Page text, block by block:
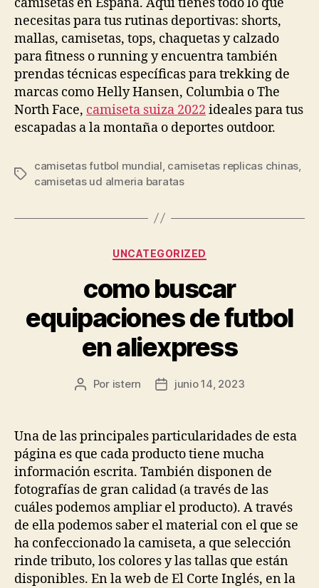
necesitas para tus rutinas deportivas: shorts,
mallas, camisetas, tops, chaquetas y calzado
para fitness o running y encuentra también
prendas técnicas específicas para trekking de
marcas como Helly Hansen, Columbia o The
North Face, camiseta suiza 2022 ideales para tus
escapadas a la montaña o deportes outdoor.
Etiquetas
camisetas futbol mundial camisetas replicas chinas
camisetas ud almeria baratas
Categorías
UNCATEGORIZED
como buscar
equipaciones de futbol
en aliexpress
Autor
entrada
Por istern
Fecha
entrada
junio 14, 2023
Una de las principales particularidades de esta
página es que cada producto tiene mucha
información escrita. También disponen de
fotografías de gran calidad (a través de las
cuáles podemos ampliar el producto). A través
de ella podemos saber el material con el que se
ha confeccionado la camiseta, a que selección
rinde tributo, los colores y las tallas que están
disponibles. En la web de El Corte Inglés, en la